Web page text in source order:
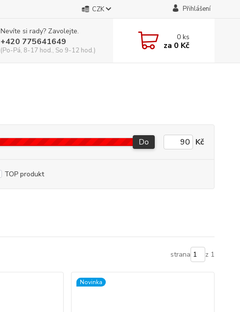
CZK Přihlášení
Nevíte si rady? Zavolejte.
+420 775641649
(Po-Pá, 8-17 hod., So 9-12 hod.)
0ks
za 0 Kč
Do Kč
TOP produkt
strana z 1
Novinka